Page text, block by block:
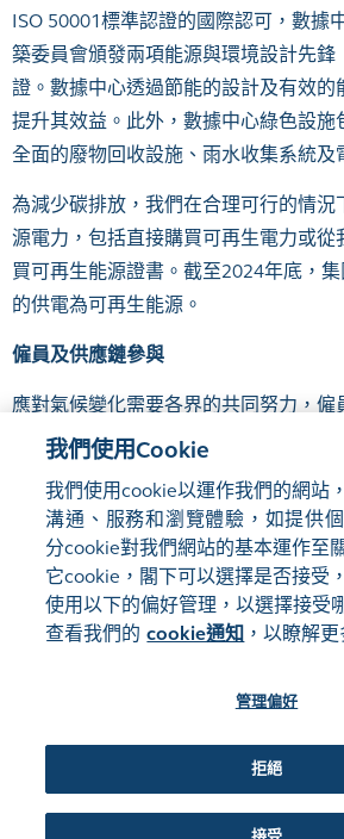
ISO 50001標準認證的國際認可，數據
築委員會頒發兩項能源與環境設計先鋒
證。數據中心透過節能的設計及有效的
提升其效益。此外，數據中心綠色設施
全面的廢物回收設施、雨水收集系統及
為減少碳排放，我們在合理可行的情況
源電力，包括直接購買可再生電力或從
買可再生能源證書。截至2024年底，
的供電為可再生能源。
僱員及供應鏈參與
應對氣候變化需要各界的共同努力，僱
我們減碳的過程中至關重要。通過提高
可持續發展的目標。
網站地圖
使用條款
©2016-26 香港交易及結算所有限公司版權所有，翻
我們使用Cookie
我們使用cookie以運作我們的網站
溝通、服務和瀏覽體驗，如提供
分cookie對我們網站的基本運作至
它cookie，閣下可以選擇是否接受
使用以下的偏好管理，以選擇接受
查看我們的 cookie通知 ，以瞭解
管理偏好
拒絕